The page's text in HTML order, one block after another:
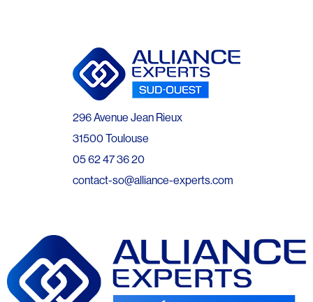
296 Avenue Jean Rieux
31500 Toulouse
05 62 47 36 20
contact-so@alliance-experts.com